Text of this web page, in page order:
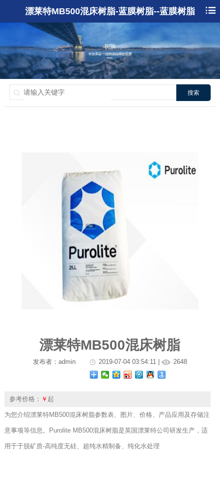
漂莱特MB500混床树脂-蓝膜树脂--蓝膜树脂
搜索
漂莱特MB500混床树脂
发布者：admin 2019-07-04 03:54:11 | 2648
参考价格： ￥ 起
为您介绍漂莱特MB500混床树脂参数表、图片、价格、产品应用及存储注
意事项等信息。Purolite MB500混床树脂是英国漂莱特公司研发生产，适
用于于脱矿质-高纯度无硅、超纯水精制备、纯化水处理